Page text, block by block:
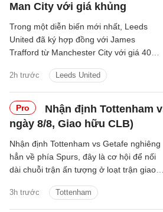
Man City với giá khủng
2h trước Leeds United
Trong một diễn biến mới nhất, Leeds
United đã ký hợp đồng với James
Trafford từ Manchester City với giá 40
sung.
Pro
Nhận định Tottenham
ngày 8/8, Giao hữu CLB)
3h trước Tottenham
Nhận định Tottenham vs Getafe nghiêng
hẳn về phía Spurs, đây là cơ hội để nối
dài chuỗi trận ấn tượng ở loạt trận giao